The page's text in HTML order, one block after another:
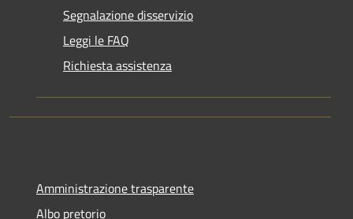
Segnalazione disservizio
Leggi le FAQ
Richiesta assistenza
Amministrazione trasparente
Albo pretorio